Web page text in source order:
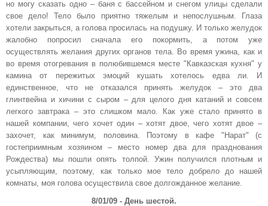
но могу сказать одно – баня с бассейном и снегом улицы сделали
свое дело! Тело было приятно тяжелым и непослушным. Глаза
хотели закрыться, а голова просилась на подушку. И только желудок
жалобно попросил сначала его покормить, а потом уже
осуществлять желания других органов тела. Во время ужина, как и
во время отогревания в полюбившемся месте "Кавказская кухня" у
камина от пережитых эмоций кушать хотелось едва ли. И
единственное, что не отказался принять желудок – это два
глинтвейна и хичини с сыром – для целого дня катаний и совсем
легкого завтрака – это слишком мало. Как уже стало принято в
нашей компании, чего хочет один – хотят двое, чего хотят двое –
захочет, как минимум, половина. Поэтому в кафе "Нарат" (с
гостеприимным хозяином – место номер два для празднования
Рождества) мы пошли опять толпой. Ужин получился плотным и
усыпляющим, поэтому, как только мое тело добрело до нашей
комнаты, моя голова осуществила свое долгожданное желание.
8/01/09 - День шестой.